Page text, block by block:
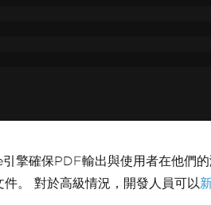
td></tr>
擎確保PDF輸出與使用者在他們
。 對於高級情況，開發人員可以